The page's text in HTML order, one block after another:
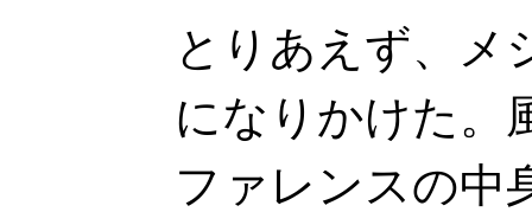
とりあえず、メ
になりかけた。
ファレンスの中